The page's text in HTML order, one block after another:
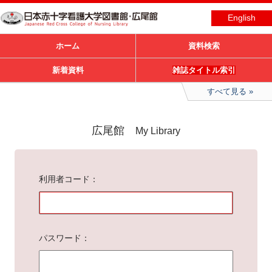
English
ホーム 資料検索
新着資料 雑誌タイトル索引
すべて見る
広尾館 My Library
利用者コード
パスワード